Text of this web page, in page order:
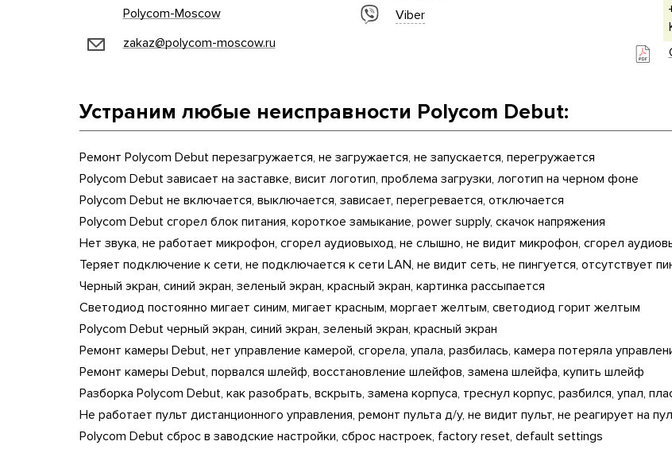
Polycom-Moscow
zakaz@polycom-moscow.ru
Viber
Устраним любые неисправности Polycom Debut:
Ремонт Polycom Debut перезагружается, не загружается, не запускается, перегружается
Polycom Debut зависает на заставке, висит логотип, проблема загрузки, логотип на черном фоне
Polycom Debut не включается, выключается, зависает, перегревается, отключается
Polycom Debut сгорел блок питания, короткое замыкание, power supply, скачок напряжения
Нет звука, не работает микрофон, сгорел аудиовыход, не слышно, не видит микрофон, сгорел
Теряет подключение к сети, не подключается к сети LAN, не видит сеть, не пингуется, отсутствует
Черный экран, синий экран, зеленый экран, красный экран, картинка рассыпается
Светодиод постоянно мигает синим, мигает красным, моргает желтым, светодиод горит желтым
Polycom Debut черный экран, синий экран, зеленый экран, красный экран
Ремонт камеры Debut, нет управление камерой, сгорела, упала, разбилась, камера потеряла
Ремонт камеры Debut, порвался шлейф, восстановление шлейфов, замена шлейфа, купить шлейф
Разборка Polycom Debut, как разобрать, вскрыть, замена корпуса, треснул корпус, разбился, упал,
Не работает пульт дистанционного управления, ремонт пульта д/у, не видит пульт, не реагирует на
Polycom Debut сброс в заводские настройки, сброс настроек, factory reset, default settings